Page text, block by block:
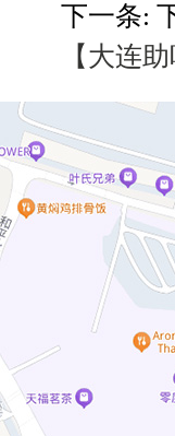
下一条:
【大连